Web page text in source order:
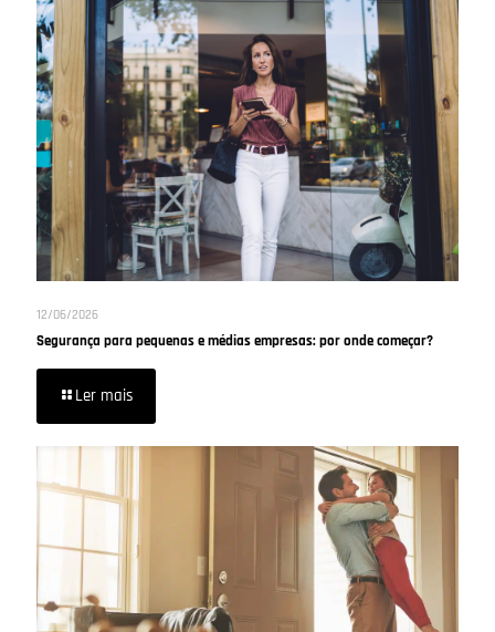
12/06/2026
Segurança para pequenas e médias empresas: por onde começar?
Ler mais